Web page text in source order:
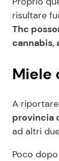
risultare
Thc
cannabis,
Miele
A riportare
provincia
ad altri
Poco